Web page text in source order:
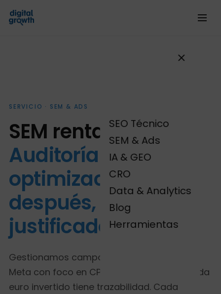
SEO Técnico
SEM & Ads
IA & GEO
CRO
Data & Analytics
Blog
Herramientas
SERVICIO · SEM & ADS
SEM rentable.
Auditoría primero,
optimización
después, gasto
justificado siempre.
Gestionamos campañas en Google Ads y
Meta con foco en CPA y LTV, no en CTR. Cada
euro invertido tiene trazabilidad. Cada